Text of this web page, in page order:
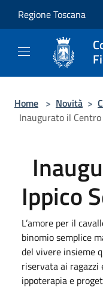
Regione Toscana
Home > Novità >
Inaugurato il
Ippico
L’amore per il
binomio semplice
del vivere insieme
riservata ai
ippoterapia e